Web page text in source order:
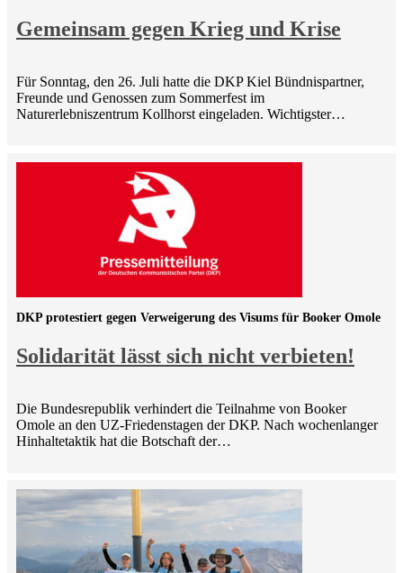
Gemeinsam gegen Krieg und Krise
Für Sonntag, den 26. Juli hatte die DKP Kiel Bündnispartner,
Freunde und Genossen zum Sommerfest im
Naturerlebniszentrum Kollhorst eingeladen. Wichtigster…
Solidarität lässt sich nicht verbieten!
DKP protestiert gegen Verweigerung des Visums für Booker Omole
Die Bundesrepublik verhindert die Teilnahme von Booker
Omole an den UZ-Friedenstagen der DKP. Nach wochenlanger
Hinhaltetaktik hat die Botschaft der…